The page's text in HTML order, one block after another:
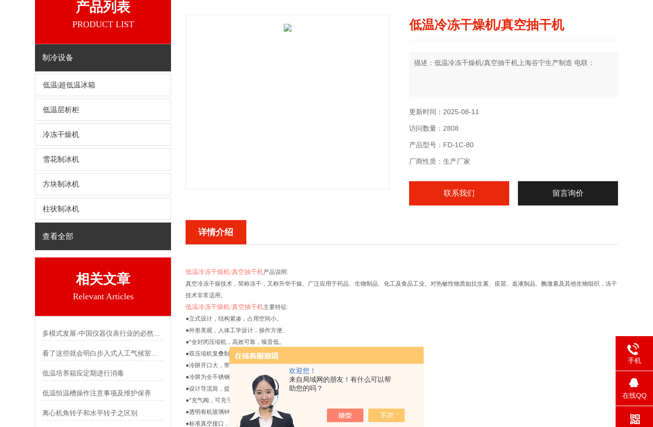
欢迎您！
来自局域网的朋友！有什么可以帮
助您的吗？
产品列表
PRODUCT LIST
制冷设备
低温|超低温冰箱
低温层析柜
冷冻干燥机
雪花制冰机
方块制冰机
柱状制冰机
查看全部
相关文章
Relevant Articles
低温培养箱应定期进行消毒
低温恒温槽操作注意事项及维护保养
离心机角转子和水平转子之区别
低温冷冻干燥机/真空抽干机
描述：低温冷冻干燥机/真空抽干机上海谷宁生产制造 电联：
更新时间：2025-08-11
访问数量：2808
产品型号：FD-1C-80
厂商性质：生产厂家
联系我们 留言询价
详情介绍
低温冷冻干燥机/真空抽干机产品说明:
真空冷冻干燥技术，简称冻干，又称升华干燥。广泛应用于药品、生物制品、化工及食品工业。对热敏性物质如抗生素、疫苗、血液制品、酶激素及其他生物组织，冻干
技术非常适用。
低温冷冻干燥机/真空抽干机主要特征:
●立式设计，结构紧凑，占用空间小。
●外形美观，人体工学设计，操作方便。
●*全封闭压缩机，高效可靠，噪音低。
●双压缩机复叠制冷，技术成熟，温度低。
●冷阱开口大，带样品预冻功能。
●冷阱为全不锈钢，冷阱内无盘管，光洁耐腐蚀。
●设计导流筒，提高冷阱有效面积，快速冻干。
●*充气阀，可充干燥氮气或惰性气体。
●透明有机玻璃钟罩式干燥室，安全直观。
●标准真空接口，可与多种真空泵联用。
手机
在线QQ